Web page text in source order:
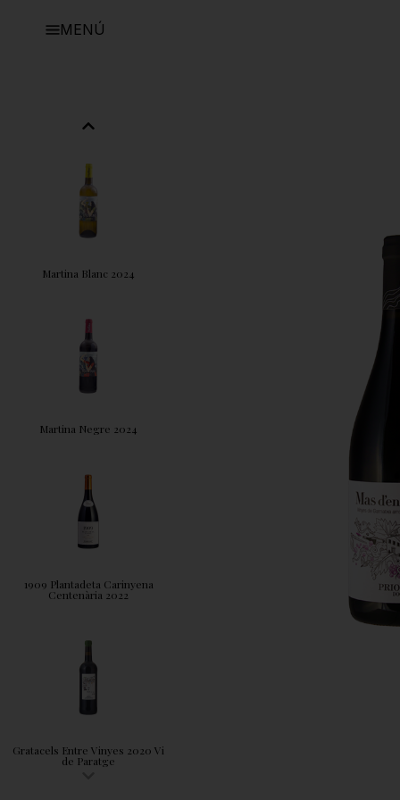
MENÚ
Martina Blanc 2024
Martina Negre 2024
1909 Plantadeta Carinyena
Centenària 2022
Gratacels Entre Vinyes 2020 Vi
de Paratge